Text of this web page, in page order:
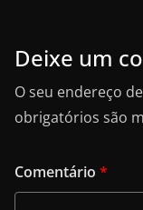
k
Deixe um
O seu endereço
obrigatórios são
Comentário *